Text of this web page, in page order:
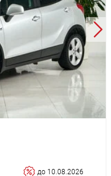
до 10.08.2026